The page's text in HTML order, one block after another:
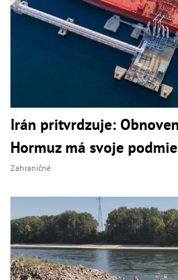
Irán pritvrdzuje:
Hormuz má svoje
Zahraničné